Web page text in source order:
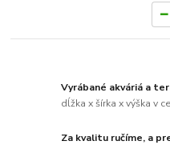
Vyrábané akváriá a
dĺžka x šírka x výška v
Za kvalitu ručíme, a